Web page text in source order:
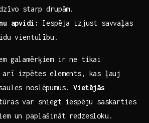
starp drupām.
apvidi:
Iespēja izjust savvaļas
vientulību.
galamērķiem ir ne tikai
arī izpētes elements, kas ⁣ļauj
noslēpumus.Vietējās‍
var sniegt⁢ iespēju saskarties
un paplašināt redzesloku.